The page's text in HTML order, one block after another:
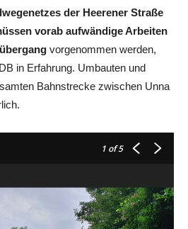
der Heerener Straße
vorab aufwändige Arbeiten
vorgenommen werden,
in Erfahrung. Umbauten und
Bahnstrecke zwischen Unna
1 of 5